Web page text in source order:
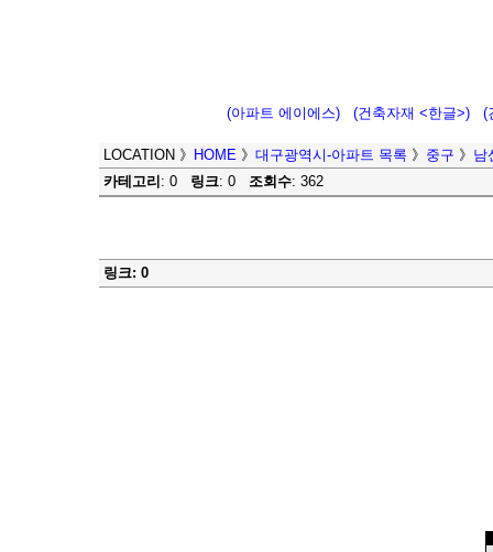
(아파트 에이에스) (건축자재 <한글>) (
LOCATION 》 HOME 》 대구광역시-아파트 목록 》 중구 》 남
카테고리 : 0 링크: 0 조회수: 362
링크: 0